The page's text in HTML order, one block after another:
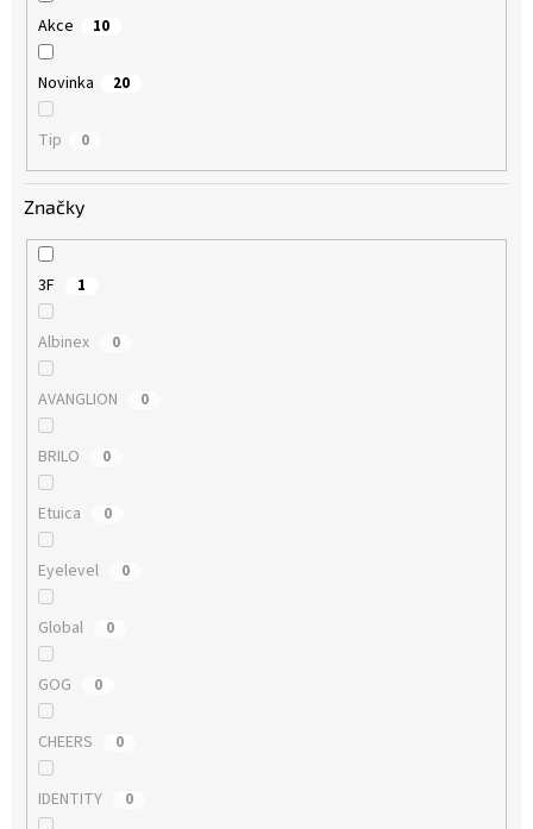
Akce 10
Novinka 20
Tip 0
Značky
3F 1
Albinex 0
AVANGLION 0
BRILO 0
Etuica 0
Eyelevel 0
Global 0
GOG 0
CHEERS 0
IDENTITY 0